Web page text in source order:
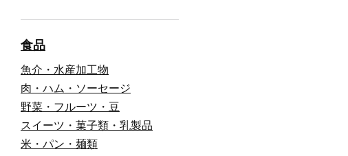
食品
魚介・水産加工物
肉・ハム・ソーセージ
野菜・フルーツ・豆
スイーツ・菓子類・乳製品
米・パン・麺類